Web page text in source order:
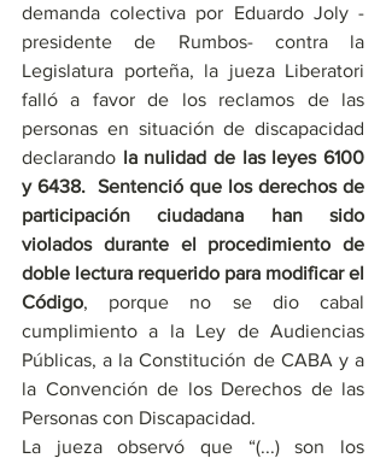
demanda colectiva por Eduardo Joly -
presidente de Rumbos- contra la
Legislatura porteña, la jueza Liberatori
falló a favor de los reclamos de las
personas en situación de discapacidad
declarando la nulidad de las leyes 6100
y 6438. Sentenció que los derechos de
participación ciudadana han sido
violados durante el procedimiento de
doble lectura requerido para modificar el
Código, porque no se dio cabal
cumplimiento a la Ley de Audiencias
Públicas, a la Constitución de CABA y a
la Convención de los Derechos de las
Personas con Discapacidad.
La jueza observó que “(...) son los